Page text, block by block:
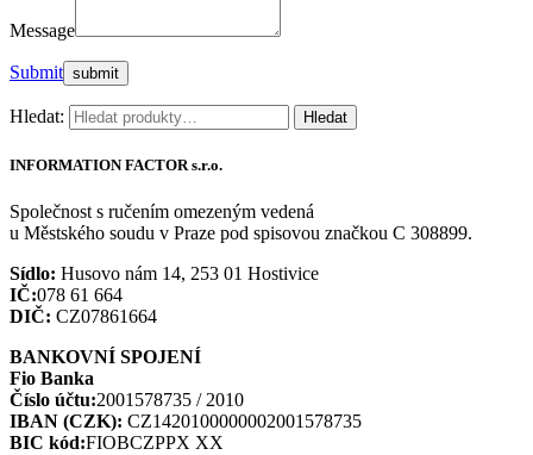
Message
Submit
Hledat: Hledat
INFORMATION FACTOR s.r.o.
Společnost s ručením omezeným vedená
u Městského soudu v Praze pod spisovou značkou C 308899.
Sídlo: Husovo nám 14, 253 01 Hostivice
IČ:078 61 664
DIČ: CZ07861664
BANKOVNÍ SPOJENÍ
Fio Banka
Číslo účtu:2001578735 / 2010
IBAN (CZK): CZ1420100000002001578735
BIC kód:FIOBCZPPX XX